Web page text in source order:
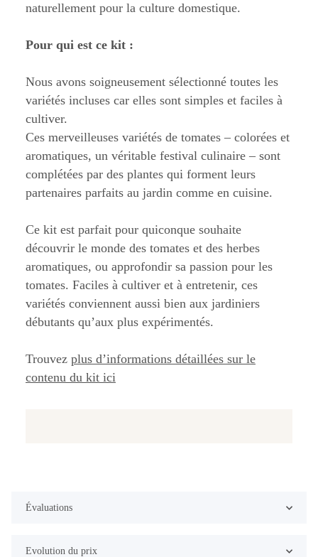
naturellement pour la culture domestique.
Pour qui est ce kit :
Nous avons soigneusement sélectionné toutes les
variétés incluses car elles sont simples et faciles à
cultiver.
Ces merveilleuses variétés de tomates – colorées et
aromatiques, un véritable festival culinaire – sont
complétées par des plantes qui forment leurs
partenaires parfaits au jardin comme en cuisine.
Ce kit est parfait pour quiconque souhaite
découvrir le monde des tomates et des herbes
aromatiques, ou approfondir sa passion pour les
tomates. Faciles à cultiver et à entretenir, ces
variétés conviennent aussi bien aux jardiniers
débutants qu’aux plus expérimentés.
Trouvez plus d’informations détaillées sur le
contenu du kit ici
Évaluations
Evolution du prix